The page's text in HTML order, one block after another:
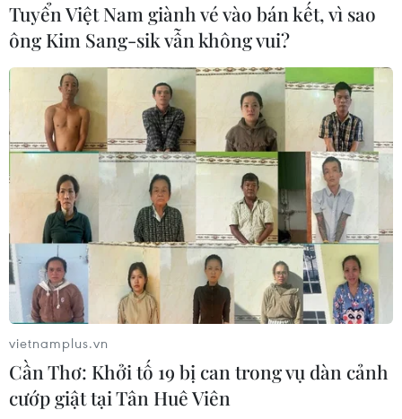
TIN CÙNG CHUYÊN MỤC
Đội K93 quy tập được 11 bộ hài cốt liệt
sỹ trên địa bàn An Giang
08/08/2026 11:11
Mở rộng không gian cống hiến cho
cộng đồng người Việt Nam ở nước
ngoài
08/08/2026 11:00
Phú Thọ làm rõ sự cố y khoa khiến bé
trai 8 tuổi tử vong sau mổ ruột thừa
08/08/2026 10:28
Tuyển Việt Nam giành vé vào bán kết, vì sao
ông Kim Sang-sik vẫn không vui?
vietnamplus.vn
Cần Thơ: Khởi tố 19 bị can trong vụ dàn cảnh
cướp giật tại Tân Huê Viên